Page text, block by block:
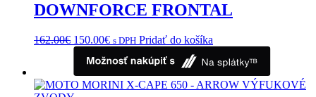
DOWNFORCE FRONTAL
162.00€ Pôvodná
cena
bola:
162.00€.
150.00€Aktuálna
je:
150.00€.
s DPH Pridať do košíka